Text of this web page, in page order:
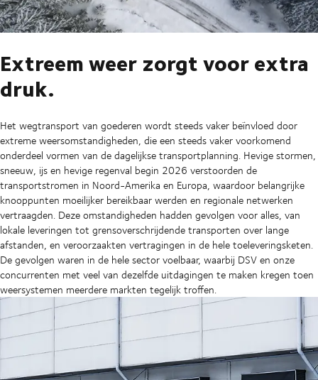
Extreem weer zorgt voor extra
druk.
Het wegtransport van goederen wordt steeds vaker beïnvloed door
extreme weersomstandigheden, die een steeds vaker voorkomend
onderdeel vormen van de dagelijkse transportplanning. Hevige stormen,
sneeuw, ijs en hevige regenval begin 2026 verstoorden de
transportstromen in Noord-Amerika en Europa, waardoor belangrijke
knooppunten moeilijker bereikbaar werden en regionale netwerken
vertraagden. Deze omstandigheden hadden gevolgen voor alles, van
lokale leveringen tot grensoverschrijdende transporten over lange
afstanden, en veroorzaakten vertragingen in de hele toeleveringsketen.
De gevolgen waren in de hele sector voelbaar, waarbij DSV en onze
concurrenten met veel van dezelfde uitdagingen te maken kregen toen
weersystemen meerdere markten tegelijk troffen.